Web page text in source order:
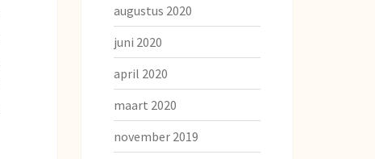
augustus 2020
juni 2020
april 2020
maart 2020
november 2019